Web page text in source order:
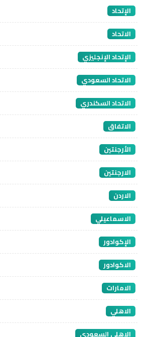
الإتحاد
الاتحاد
الإتحاد الإنجليزي
الاتحاد السعودي
الاتحاد السكندري
الاتفاق
الأرجنتين
الارجنتين
الاردن
الاسماعيلي
الإكوادور
الاكوادور
الامارات
الاهلي
الاهلي السعودي